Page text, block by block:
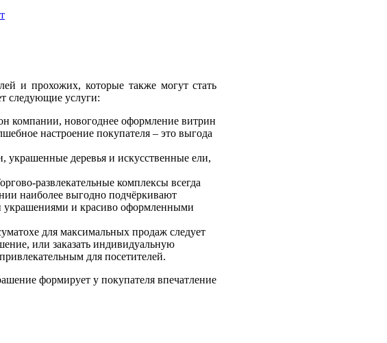
и прохожих, которые также могут стать
следующие услуги:
компании, новогоднее оформление витрин
настроение покупателя – это выгода
украшенные деревья и искусственные ели,
развлекательные комплексы всегда
наиболее выгодно подчёркивают
украшениями и красиво оформленными
для максимальных продаж следует
или заказать индивидуальную
для посетителей.
формирует у покупателя впечатление